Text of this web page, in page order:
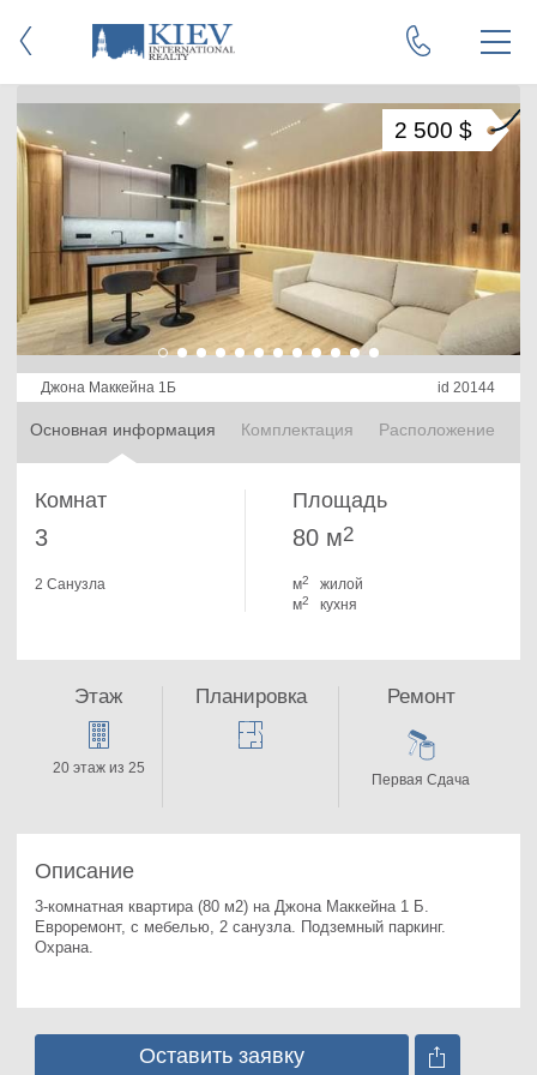
Джона Маккейна 1Б id 20144
Основная информация Комплектация Расположение
2 500 $
Комнат
3
2 Санузла
Площадь
80 м2
м2
жилой
м2 кухня
Описание
Евроремонт, с мебелью, 2 санузла. Подземный паркинг.
Охрана.
Этаж
20 этаж из 25
Планировка Ремонт
Первая Сдача
Оставить заявку